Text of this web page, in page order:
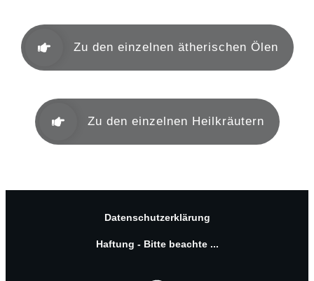
Zu den einzelnen ätherischen Ölen
Zu den einzelnen Heilkräutern
Datenschutzerklärung
Haftung - Bitte beachte ...